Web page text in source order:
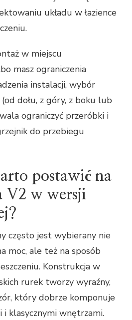
układu w łazience
w miejscu
masz ograniczenia
instalacji, wybór
dołu, z góry, z boku lub
ograniczyć przeróbki i
do przebiegu
postawić na
V2 w wersji
często jest wybierany nie
moc, ale też na sposób
Konstrukcja w
rurek tworzy wyraźny,
który dobrze komponuje
i klasycznymi wnętrzami.